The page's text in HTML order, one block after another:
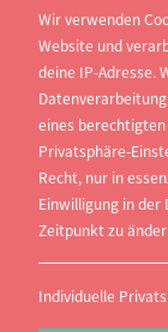
Wir verwenden
Website und
deine IP-Adresse.
eines
Privatsphäre-
Recht, nur in
Einwilligung in
Zeitpunkt zu
Individuelle
Abitur bereits
und es Pläne
schwieriger
Schulzeit
Eine
sogenannten